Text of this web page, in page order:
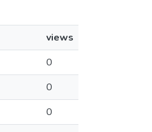
views
0
0
0